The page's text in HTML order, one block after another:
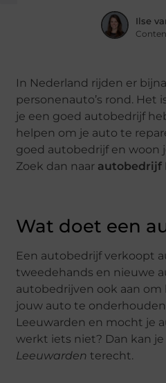
Ilse
In Nederland rijden er
personenauto’s rond. Het
je een goed autobedrijf
helpen om je auto te
goed autobedrijf en woon
Zoek dan naar autobedrijf
Wat doet een
Een autobedrijf verkoopt
tweedehands en nieuwe
autobedrijven ook aan
jouw auto te
Leeuwarden en mocht je
werkt iets niet? Dan kan je
Leeuwarden terecht.